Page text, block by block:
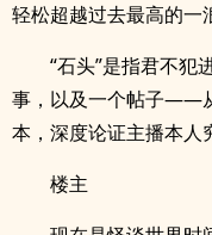
轻松超越过去最高的一
“石头”是指君不犯
事，以及一个帖子——
本，深度论证主播本人
楼主